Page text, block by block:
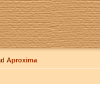
Aproxima